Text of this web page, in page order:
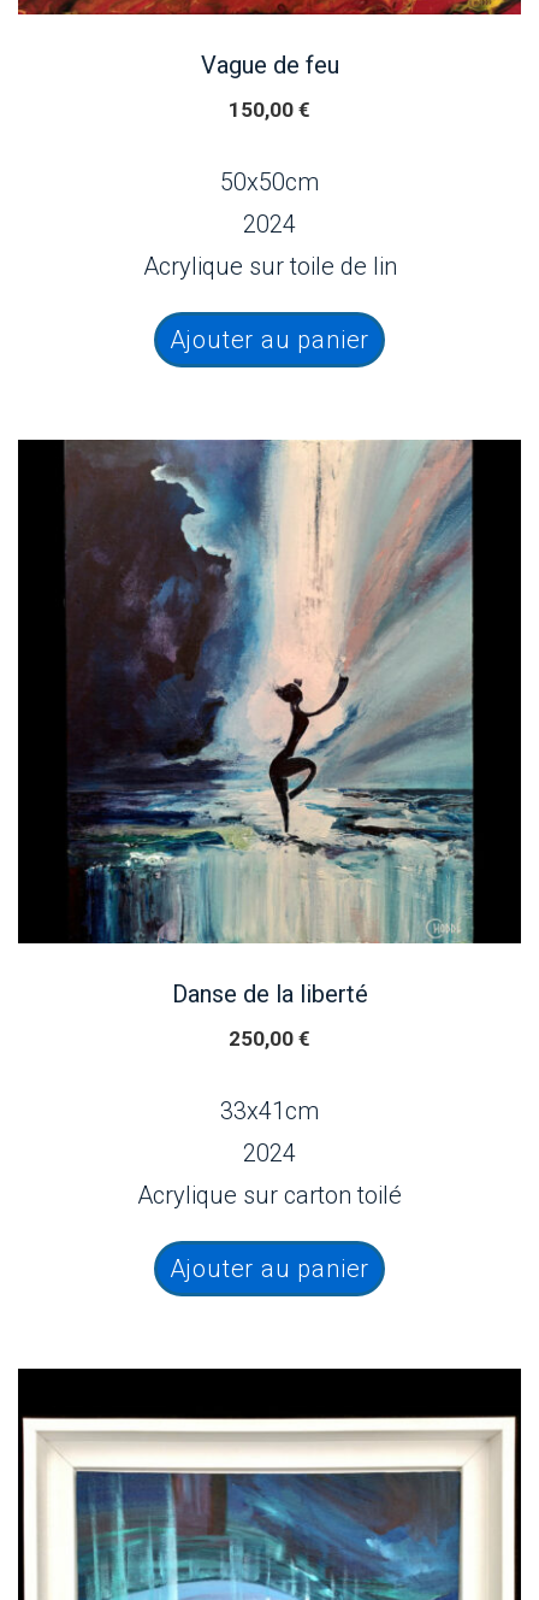
Vague de feu
150,00 €
50x50cm
2024
Acrylique sur toile de lin
Ajouter au panier
Danse de la liberté
250,00 €
33x41cm
2024
Acrylique sur carton toilé
Ajouter au panier